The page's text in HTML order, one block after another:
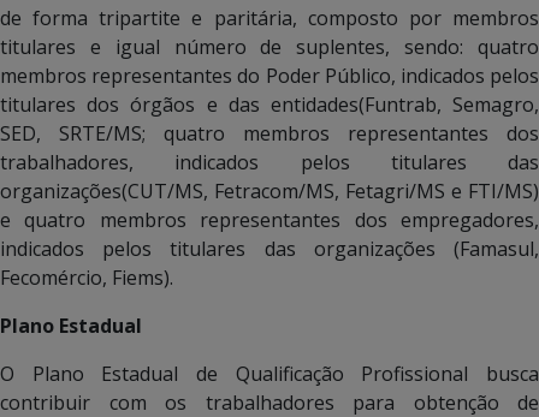
de forma tripartite e paritária, composto por membros
titulares e igual número de suplentes, sendo: quatro
membros representantes do Poder Público, indicados pelos
titulares dos órgãos e das entidades(Funtrab, Semagro,
SED, SRTE/MS; quatro membros representantes dos
trabalhadores, indicados pelos titulares das
organizações(CUT/MS, Fetracom/MS, Fetagri/MS e FTI/MS)
e quatro membros representantes dos empregadores,
indicados pelos titulares das organizações (Famasul,
Fecomércio, Fiems).
Plano Estadual
O Plano Estadual de Qualificação Profissional busca
contribuir com os trabalhadores para obtenção de